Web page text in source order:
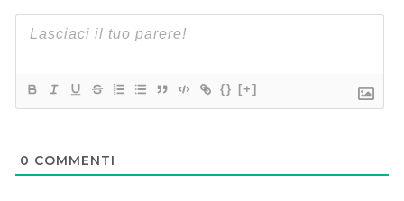
{} [+]
0 COMMENTI